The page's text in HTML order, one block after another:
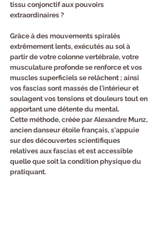
tissu conjonctif aux pouvoirs
extraordinaires ?
Grâce à des mouvements spiralés
extrêmement lents, exécutés au sol à
partir de votre colonne vertébrale, votre
musculature profonde se renforce et vos
muscles superficiels se relâchent ; ainsi
vos fascias sont massés de l'intérieur et
soulagent vos tensions et douleurs tout en
apportant une détente du mental.
Cette méthode, créée par Alexandre Munz,
ancien danseur étoile français, s'appuie
sur des découvertes scientifiques
relatives aux fascias et est accessible
quelle que soit la condition physique du
pratiquant.